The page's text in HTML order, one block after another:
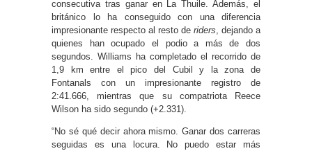
consecutiva tras ganar en La Thuile. Además, el
británico lo ha conseguido con una diferencia
impresionante respecto al resto de riders , dejando a
quienes han ocupado el podio a más de dos
segundos. Williams ha completado el recorrido de
1,9 km entre el pico del Cubil y la zona de
Fontanals con un impresionante registro de
2:41.666, mientras que su compatriota Reece
Wilson ha sido segundo (+2.331).
“No sé qué decir ahora mismo. Ganar dos carreras
seguidas es una locura. No puedo estar más